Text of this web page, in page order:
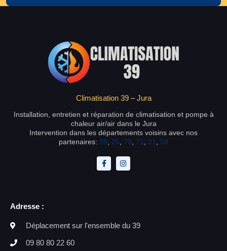
Climatisation 39 – Jura
Installation, entretien et réparation de climatisation et pompe à
chaleur air/air dans le Jura
Intervention dans les départements voisins avec nos
partenaires: 39 25 70 71 21 58
Adresse :
Déplacement sur l'ensemble du 39
09 80 80 22 60